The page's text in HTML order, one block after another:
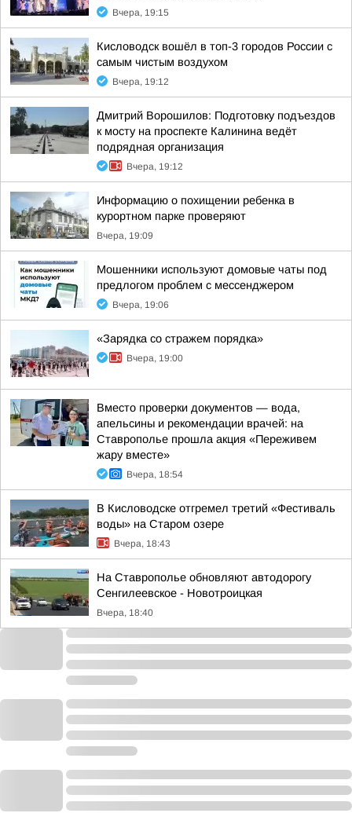
Вчера, 19:15
Кисловодск вошёл в топ-3 городов России с
самым чистым воздухом
Вчера, 19:12
Дмитрий Ворошилов: Подготовку подъездов
к мосту на проспекте Калинина ведёт
подрядная организация
Вчера, 19:12
Информацию о похищении ребенка в
курортном парке проверяют
Вчера, 19:09
Мошенники используют домовые чаты под
предлогом проблем с мессенджером
Вчера, 19:06
«Зарядка со стражем порядка»
Вчера, 19:00
Вместо проверки документов — вода,
апельсины и рекомендации врачей: на
Ставрополье прошла акция «Переживем
жару вместе»
Вчера, 18:54
В Кисловодске отгремел третий «Фестиваль
воды» на Старом озере
Вчера, 18:43
На Ставрополье обновляют автодорогу
Сенгилеевское - Новотроицкая
Вчера, 18:40